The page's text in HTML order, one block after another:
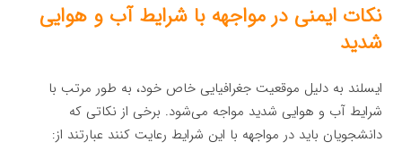
نکات ایمنی در مواجهه با شرایط آب و هوایی
شدید
ایسلند به دلیل موقعیت جغرافیایی خاص خود، به طور مرتب با
شرایط آب و هوایی شدید مواجه می‌شود. برخی از نکاتی که
دانشجویان باید در مواجهه با این شرایط رعایت کنند عبارتند از: